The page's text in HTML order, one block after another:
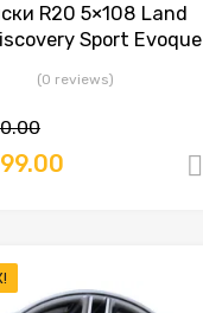
R20 5×108 Land
Sport Evoque
(0 reviews)